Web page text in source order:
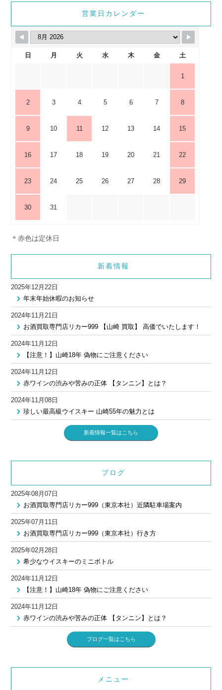
営業日カレンダー
日 月 火 水 木 金 土
1
2 3 4 5 6 7 8
9 10 11 12 13 14 15
16 17 18 19 20 21 22
23 24 25 26 27 28 29
30 31
＊赤色は定休日
新着情報
2025年12月22日
年末年始休暇のお知らせ
2024年11月21日
お酒買取専門店リカー999 【山崎 買取】 高価でいたします！
2024年11月12日
【注意！】山崎18年 偽物にご注意ください
2024年11月12日
赤ワインの渋みや苦みの正体 【タンニン】とは？
2024年11月08日
珍しい最高級ウイスキー 山崎55年の魅力とは
新着情報一覧はこちら
ブログ
2025年08月07日
お酒買取専門店リカー999（東京本社）近隣駐車場案内
2025年07月11日
お酒買取専門店リカー999（東京本社）行き方
2025年02月28日
希少なウイスキーのミニボトル
2024年11月12日
【注意！】山崎18年 偽物にご注意ください
2024年11月12日
赤ワインの渋みや苦みの正体 【タンニン】とは？
ブログ一覧はこちら
メニュー